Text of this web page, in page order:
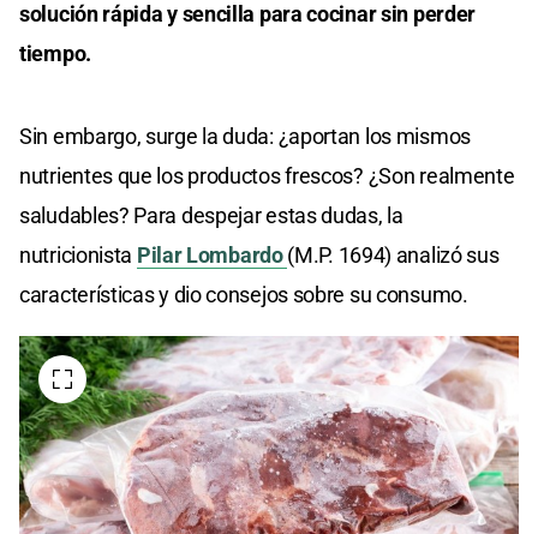
solución rápida y sencilla para cocinar sin perder
tiempo.
Sin embargo, surge la duda: ¿aportan los mismos
nutrientes que los productos frescos? ¿Son realmente
saludables? Para despejar estas dudas, la
nutricionista Pilar Lombardo(M.P. 1694) analizó sus
características y dio consejos sobre su consumo.